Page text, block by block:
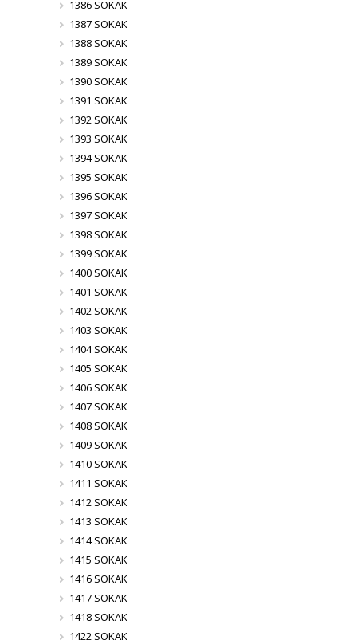
1386 SOKAK
1387 SOKAK
1388 SOKAK
1389 SOKAK
1390 SOKAK
1391 SOKAK
1392 SOKAK
1393 SOKAK
1394 SOKAK
1395 SOKAK
1396 SOKAK
1397 SOKAK
1398 SOKAK
1399 SOKAK
1400 SOKAK
1401 SOKAK
1402 SOKAK
1403 SOKAK
1404 SOKAK
1405 SOKAK
1406 SOKAK
1407 SOKAK
1408 SOKAK
1409 SOKAK
1410 SOKAK
1411 SOKAK
1412 SOKAK
1413 SOKAK
1414 SOKAK
1415 SOKAK
1416 SOKAK
1417 SOKAK
1418 SOKAK
1422 SOKAK